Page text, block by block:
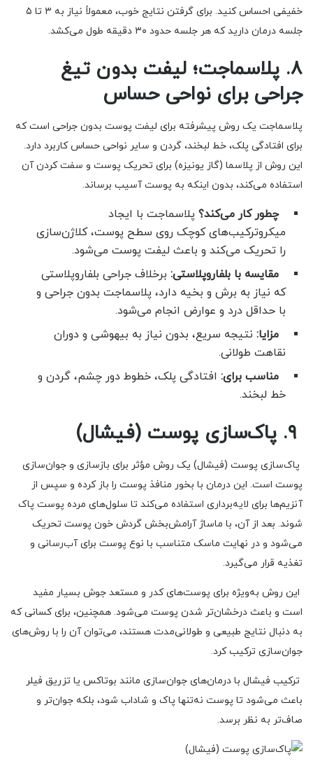
خفیفی احساس کنید. برای گرفتن نتایج خوب، معمولاً نیاز به ۳ تا ۵
جلسه درمان دارید که هر جلسه حدود ۳۰ دقیقه طول می‌کشد.
۸. پلاسماجت؛ لیفت بدون تیغ
جراحی برای نواحی حساس
پلاسماجت یک روش پیشرفته برای لیفت پوست بدون جراحی است که
برای افتادگی پلک، خط لبخند، گردن و سایر نواحی حساس کاربرد دارد.
این روش از پلاسما (گاز یونیزه) برای تحریک پوست و سفت کردن آن
استفاده می‌کند، بدون اینکه به پوست آسیب برساند.
چطور کار می‌کند؟ پلاسماجت با ایجاد
میکروترکیب‌های کوچک روی سطح پوست، کلاژن‌سازی
را تحریک می‌کند و باعث لیفت پوست می‌شود.
مقایسه با بلفاروپلاستی: برخلاف جراحی بلفاروپلاستی
که نیاز به برش و بخیه دارد، پلاسماجت بدون جراحی و
با حداقل درد و عوارض انجام می‌شود.
مزایا: نتیجه سریع، بدون نیاز به بیهوشی و دوران
نقاهت طولانی.
مناسب برای: افتادگی پلک، خطوط دور چشم، گردن و
خط لبخند.
۹. پاک‌سازی پوست (فیشال)
پاک‌سازی پوست (فیشال) یک روش مؤثر برای بازسازی و جوان‌سازی
پوست است. این درمان با بخور منافذ پوست را باز کرده و سپس از
آنزیم‌ها برای لایه‌برداری استفاده می‌کند تا سلول‌های مرده پوست پاک
شوند. بعد از آن، با ماساژ آرامش‌بخش گردش خون پوست تحریک
می‌شود و در نهایت ماسک متناسب با نوع پوست برای آب‌رسانی و
تغذیه قرار می‌گیرد.
این روش به‌ویژه برای پوست‌های کدر و مستعد جوش بسیار مفید
است و باعث درخشان‌تر شدن پوست می‌شود. همچنین، برای کسانی که
به دنبال نتایج طبیعی و طولانی‌مدت هستند، می‌توان آن را با روش‌های
جوان‌سازی ترکیب کرد.
ترکیب فیشال با درمان‌های جوان‌سازی مانند بوتاکس یا تزریق فیلر
باعث می‌شود تا پوست نه‌تنها پاک و شاداب شود، بلکه جوان‌تر و
صاف‌تر به نظر برسد.